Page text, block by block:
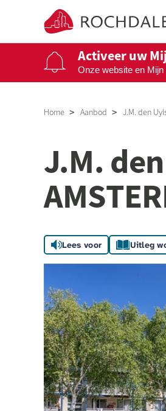
Naar de homepage
Activeer uw
Onze website en
Home Aanbod J.M. den
J.M.
Lees voor Uitleg